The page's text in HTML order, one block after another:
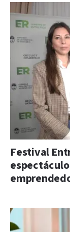
Festival